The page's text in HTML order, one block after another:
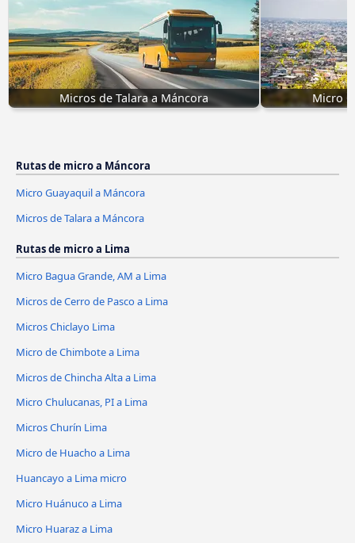
Micros de Talara a Máncora Micro
Rutas de micro a Máncora
Micro Guayaquil a Máncora
Micros de Talara a Máncora
Rutas de micro a Lima
Micro Bagua Grande, AM a Lima
Micros de Cerro de Pasco a Lima
Micros Chiclayo Lima
Micro de Chimbote a Lima
Micros de Chincha Alta a Lima
Micro Chulucanas, PI a Lima
Micros Churín Lima
Micro de Huacho a Lima
Huancayo a Lima micro
Micro Huánuco a Lima
Micro Huaraz a Lima